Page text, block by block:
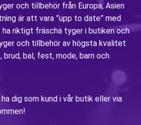
och tillbehör från Europa, Asien
är att vara ”upp to date” med
riktigt fräscha tyger i butiken och
och tillbehör av högsta kvalitet
bal, fest, mode, barn och
dig som kund i vår butik eller via